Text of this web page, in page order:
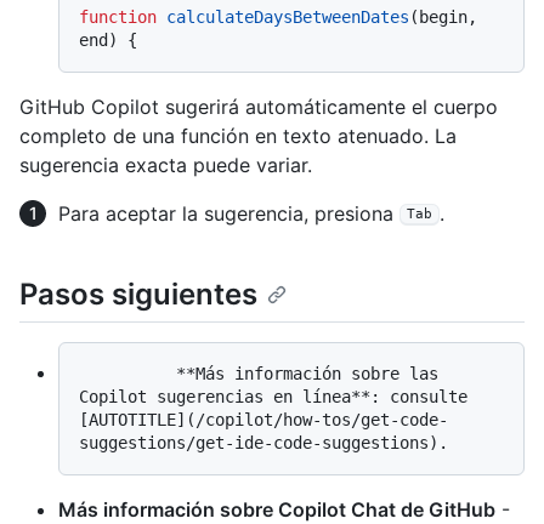
function calculateDaysBetweenDates ( begin,
end
GitHub Copilot sugerirá automáticamente el cuerpo
completo de una función en texto atenuado. La
sugerencia exacta puede variar.
Para aceptar la sugerencia, presiona
Tab .
Pasos siguientes
Copilot sugerencias en línea**: consulte
[AUTOTITLE](/copilot/how-tos/get-code-
Más información sobre Copilot Chat de GitHub -